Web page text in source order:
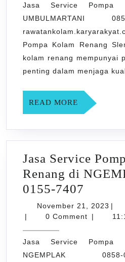
Jasa Service Pompa
UMBULMARTANI
Pompa Kolam Renang
kolam renang mempunyai
penting dalam menjaga
READ MORE READ
MORE
Jasa Service
Renang di
0155-7407
Service
Pompa
November 21, 2023
21,
|
karyarawatankolam
| 0 Comment |
Jasa Service Pompa
NGEMPLAK